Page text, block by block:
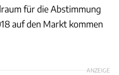
für die Abstimmung
auf den Markt kommen
ANZEIGE